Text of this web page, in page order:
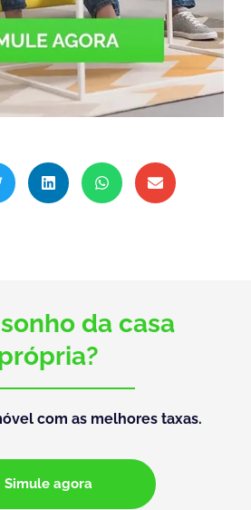
da casa
com as melhores taxas.
Simule agora